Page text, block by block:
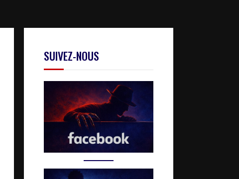
SUIVEZ-NOUS